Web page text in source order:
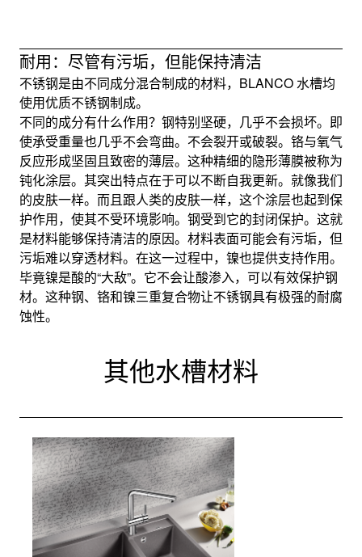
耐用：尽管有污垢，但能保持清洁
不锈钢是由不同成分混合制成的材料，BLANCO 水槽均
使用优质不锈钢制成。
不同的成分有什么作用？钢特别坚硬，几乎不会损坏。即
使承受重量也几乎不会弯曲。不会裂开或破裂。铬与氧气
反应形成坚固且致密的薄层。这种精细的隐形薄膜被称为
钝化涂层。其突出特点在于可以不断自我更新。就像我们
的皮肤一样。而且跟人类的皮肤一样，这个涂层也起到保
护作用，使其不受环境影响。钢受到它的封闭保护。这就
是材料能够保持清洁的原因。材料表面可能会有污垢，但
污垢难以穿透材料。在这一过程中，镍也提供支持作用。
毕竟镍是酸的“大敌”。它不会让酸渗入，可以有效保护钢
材。这种钢、铬和镍三重复合物让不锈钢具有极强的耐腐
蚀性。
其他水槽材料